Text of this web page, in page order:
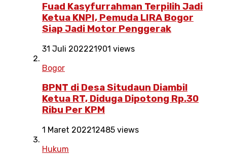
Fuad Kasyfurrahman Terpilih Jadi
Ketua KNPI, Pemuda LIRA Bogor
Siap Jadi Motor Penggerak
31 Juli 202221901 views
Bogor
BPNT di Desa Situdaun Diambil
Ketua RT, Diduga Dipotong Rp.30
Ribu Per KPM
1 Maret 202212485 views
Hukum